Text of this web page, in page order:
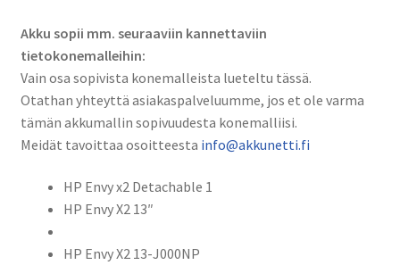
Akku sopii mm. seuraaviin kannettaviin
tietokonemalleihin:
Vain osa sopivista konemalleista lueteltu tässä.
Otathan yhteyttä asiakaspalveluumme, jos et ole varma
tämän akkumallin sopivuudesta konemalliisi.
Meidät tavoittaa osoitteesta info@akkunetti.fi
HP Envy x2 Detachable 1
HP Envy X2 13″
HP Envy X2 13-J000NP